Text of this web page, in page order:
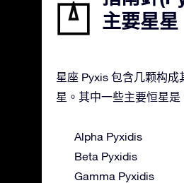
主要星星
星座 Pyxis 包含几颗构成
星。其中一些主要恒星是
Alpha Pyxidis
Beta Pyxidis
Gamma Pyxidis